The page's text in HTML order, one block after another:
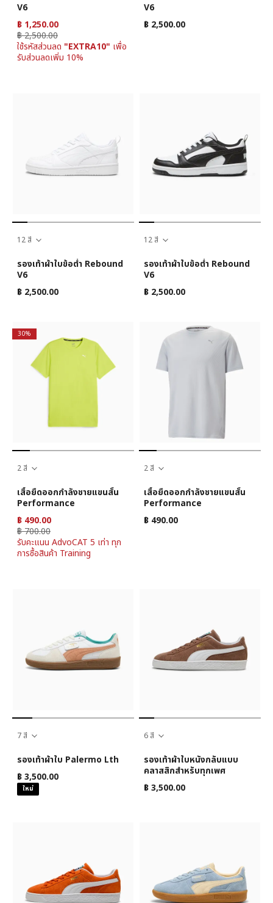
V6
฿ 1,250.00
฿ 2,500.00
ใช้รหัสส่วนลด "EXTRA10" เพื่อ
รับส่วนลดเพิ่ม 10%
V6
฿ 2,500.00
12 สี
รองเท้าผ้าใบข้อต่ำ Rebound
V6
฿ 2,500.00
12 สี
รองเท้าผ้าใบข้อต่ำ Rebound
V6
฿ 2,500.00
30%
2 สี
เสื้อยืดออกกำลังชายแขนสั้น
Performance
฿ 490.00
฿ 700.00
รับคะแนน AdvoCAT 5 เท่า ทุก
การซื้อสินค้า Training
2 สี
เสื้อยืดออกกำลังชายแขนสั้น
Performance
฿ 490.00
7 สี
รองเท้าผ้าใบ Palermo Lth
฿ 3,500.00
ใหม่
6 สี
รองเท้าผ้าใบหนังกลับแบบ
คลาสสิกสำหรับทุกเพศ
฿ 3,500.00